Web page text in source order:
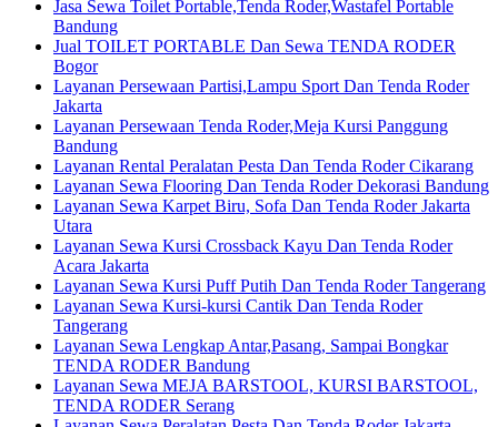
Jasa Sewa Toilet Portable,Tenda Roder,Wastafel Portable
Bandung
Jual TOILET PORTABLE Dan Sewa TENDA RODER
Bogor
Layanan Persewaan Partisi,Lampu Sport Dan Tenda Roder
Jakarta
Layanan Persewaan Tenda Roder,Meja Kursi Panggung
Bandung
Layanan Rental Peralatan Pesta Dan Tenda Roder Cikarang
Layanan Sewa Flooring Dan Tenda Roder Dekorasi Bandung
Layanan Sewa Karpet Biru, Sofa Dan Tenda Roder Jakarta
Utara
Layanan Sewa Kursi Crossback Kayu Dan Tenda Roder
Acara Jakarta
Layanan Sewa Kursi Puff Putih Dan Tenda Roder Tangerang
Layanan Sewa Kursi-kursi Cantik Dan Tenda Roder
Tangerang
Layanan Sewa Lengkap Antar,Pasang, Sampai Bongkar
TENDA RODER Bandung
Layanan Sewa MEJA BARSTOOL, KURSI BARSTOOL,
TENDA RODER Serang